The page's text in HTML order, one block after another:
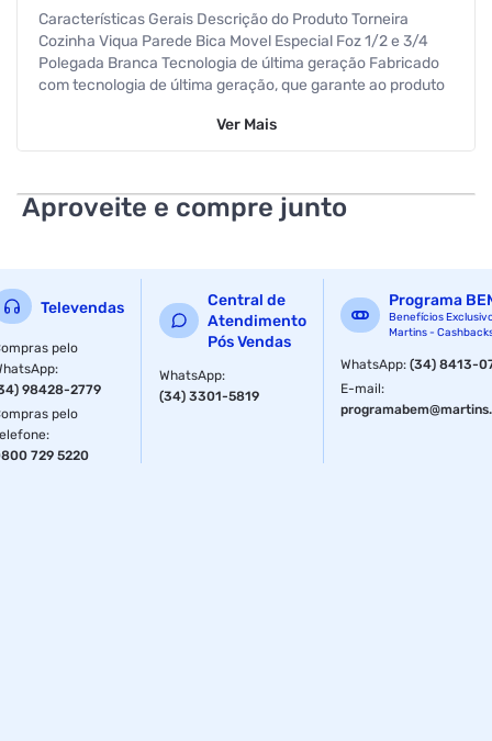
Características Gerais Descrição do Produto Torneira
Cozinha Viqua Parede Bica Movel Especial Foz 1/2 e 3/4
Polegada Branca Tecnologia de última geração Fabricado
com tecnologia de última geração, que garante ao produto
Arejador com articulador Possui arejador com articulador
movimentação da bica, o que proporciona mais conforto
para realização de tarefas domésticas Composição ABS,
de trabalho 75 mca (7,5 kgf/cm²) Garantia 1 ano ofertada
pelo fabricante SAC - Fornecedor Fornecedor Viqua
Telefone 0800 883 1010
Ver Mais
Aproveite e compre junto
Televendas
pelo
:
98428-2779
pelo
:
729 5220
Central de
Atendimento
Pós Vendas
WhatsApp:
(34) 3301-5819
Programa
Benefícios
Martins -
WhatsApp:(34) 8413-
E-mail: